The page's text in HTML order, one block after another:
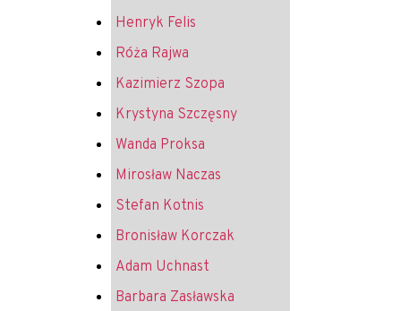
Henryk Felis
Róża Rajwa
Kazimierz Szopa
Krystyna Szczęsny
Wanda Proksa
Mirosław Naczas
Stefan Kotnis
Bronisław Korczak
Adam Uchnast
Barbara Zasławska